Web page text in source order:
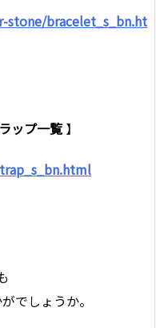
bracelet_s_bn.ht
ップ一覧】
でしょうか。